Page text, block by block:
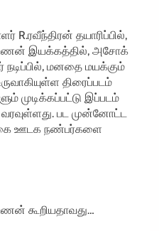
R.ரவீந்திரன் தயாரிப்பில்,
இயக்கத்தில், அசோக்
நடிப்பில், மனதை மயக்கும்
திரைப்படம்
முடிக்கப்பட்டு இப்படம்
வரவுள்ளது. பட முன்னோட்ட
ஊடக நண்பர்களை
கூறியதாவது…